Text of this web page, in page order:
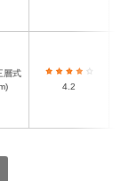
4.2